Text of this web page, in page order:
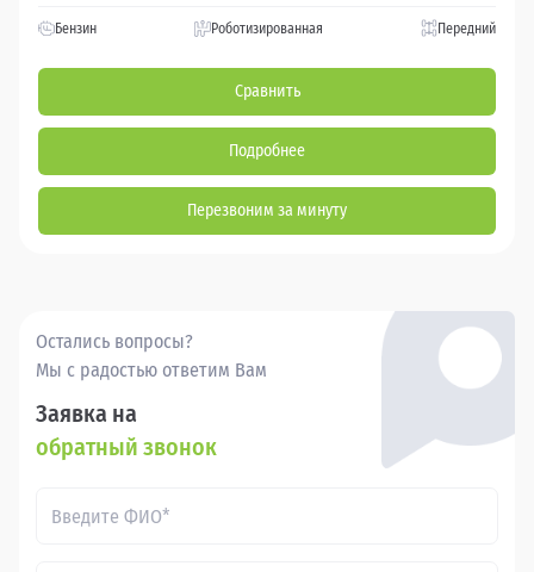
Бензин Роботизированная Передний
Сравнить
Подробнее
Перезвоним за минуту
Остались вопросы?
Мы с радостью ответим Вам
Заявка на
обратный звонок